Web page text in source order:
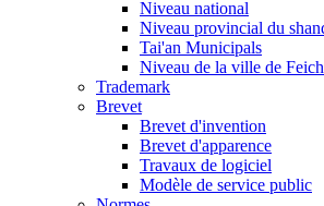
Niveau national
Niveau provincial du
Tai'an Municipals
Niveau de la ville de
Trademark
Brevet
Brevet d'invention
Brevet d'apparence
Travaux de logiciel
Modèle de service public